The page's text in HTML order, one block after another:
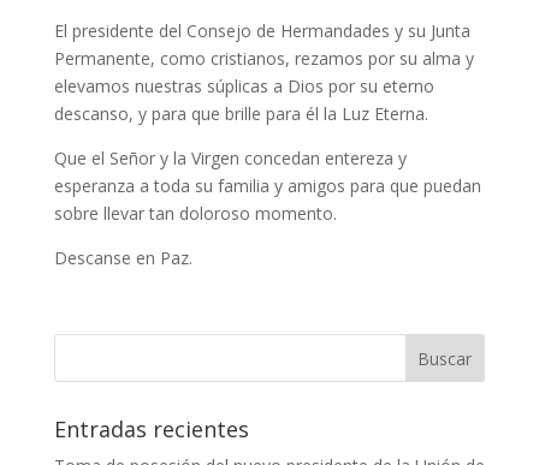
El presidente del Consejo de Hermandades y su Junta
Permanente, como cristianos, rezamos por su alma y
elevamos nuestras súplicas a Dios por su eterno
descanso, y para que brille para él la Luz Eterna.
Que el Señor y la Virgen concedan entereza y
esperanza a toda su familia y amigos para que puedan
sobre llevar tan doloroso momento.
Descanse en Paz.
Entradas recientes